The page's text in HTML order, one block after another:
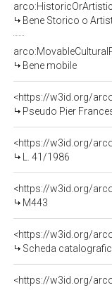
Bene Storico o
Bene mobile
<https://w3id.org/
Pseudo Pier
<https://w3id.org/
L. 41/1986
<https://w3id.org/
M443
<https://w3id.org/
Scheda
<https://w3id.org/